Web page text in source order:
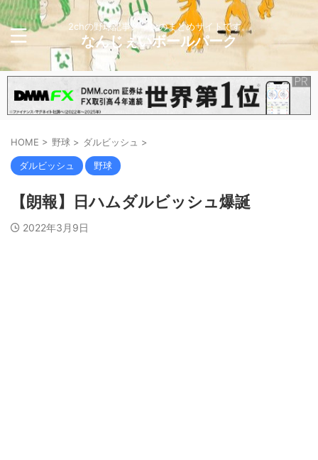
2chの野球記事メインのまとめサイトです。
なんじぇいボールパーク
HOME > 野球 > ダルビッシュ >
ダルビッシュ 野球
【朗報】日ハムダルビッシュ爆誕
2022年3月9日